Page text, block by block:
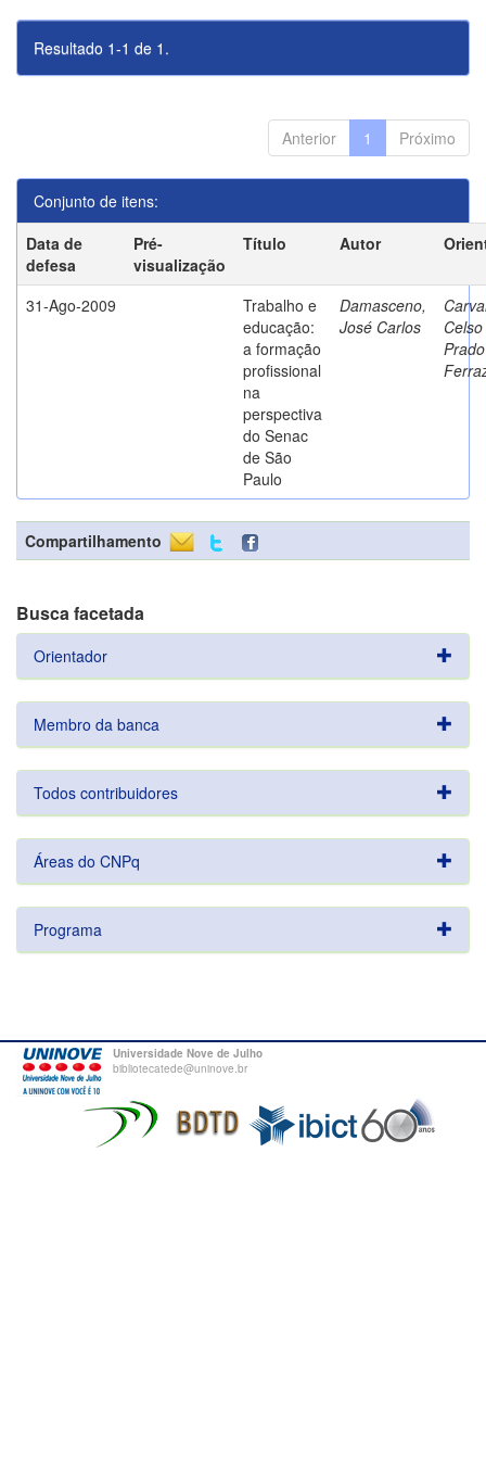
Resultado 1-1 de 1.
Anterior 1 Próximo
Conjunto de itens:
Data de
defesa
Pré-
visualização
Título Autor
31-Ago-2009
Trabalho e
educação:
a formação
profissional
na
perspectiva
do Senac
de São
Paulo
Damasceno,
José Carlos
Prado
Compartilhamento
Busca facetada
Orientador
Membro da banca
Todos contribuidores
Áreas do CNPq
Programa
Universidade Nove de Julho
bibliotecatede@uninove.br